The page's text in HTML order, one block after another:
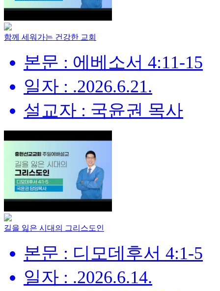
함께 세워가는 건강한 교회
본문 : 에베소서 4:11-15
일자 : .2026.6.21.
설교자 : 국윤권 목사
길을 잃은 시대의 그리스도인
본문 : 디모데후서 4:1-5
일자 : .2026.6.14.